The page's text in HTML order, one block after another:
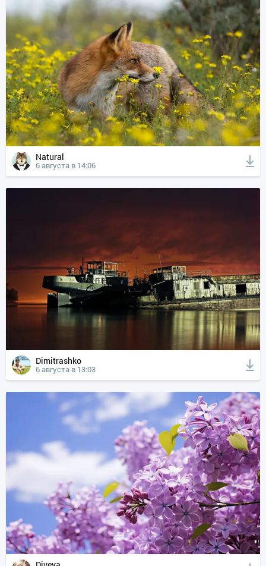
Natural
6 августа в 14:06
Dimitrashko
6 августа в 13:03